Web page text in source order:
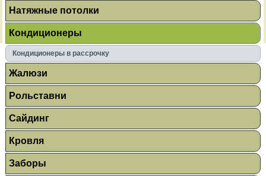
Натяжные потолки
Кондиционеры
Кондиционеры в рассрочку
Жалюзи
Рольставни
Сайдинг
Кровля
Заборы